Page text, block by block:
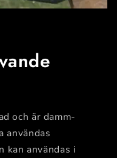
och är damm-
användas
kan användas i